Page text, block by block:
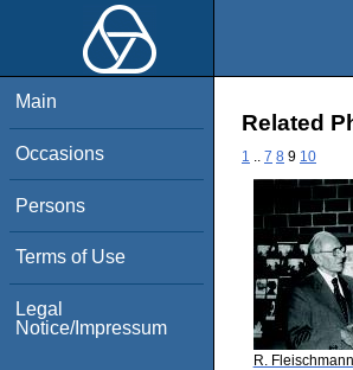
Main
Occasions
Persons
Terms of Use
Legal
Notice/Impressum
Related
1 7 8 9 10
R. Fleischmann